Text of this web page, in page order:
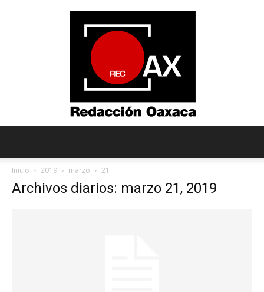
Inicio 2019 marzo 21
Archivos diarios: marzo 21, 2019